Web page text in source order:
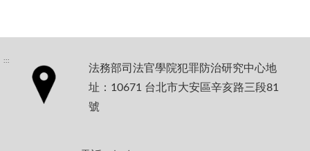
:::
法務部司法官學院犯罪防治研究中心地
址：10671 台北市大安區辛亥路三段81
號